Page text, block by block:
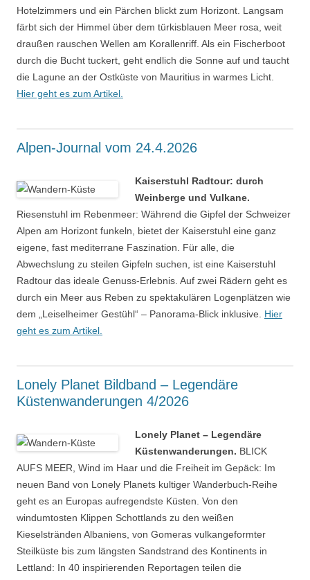
Hotelzimmers und ein Pärchen blickt zum Horizont. Langsam
färbt sich der Himmel über dem türkisblauen Meer rosa, weit
draußen rauschen Wellen am Korallenriff. Als ein Fischerboot
durch die Bucht tuckert, geht endlich die Sonne auf und taucht
die Lagune an der Ostküste von Mauritius in warmes Licht.
Hier geht es zum Artikel.
Alpen-Journal vom 24.4.2026
Kaiserstuhl Radtour: durch
Weinberge und Vulkane.
Riesenstuhl im Rebenmeer: Während die Gipfel der Schweizer
Alpen am Horizont funkeln, bietet der Kaiserstuhl eine ganz
eigene, fast mediterrane Faszination. Für alle, die
Abwechslung zu steilen Gipfeln suchen, ist eine Kaiserstuhl
Radtour das ideale Genuss-Erlebnis. Auf zwei Rädern geht es
durch ein Meer aus Reben zu spektakulären Logenplätzen wie
dem „Leiselheimer Gestühl“ – Panorama-Blick inklusive. Hier
geht es zum Artikel.
Lonely Planet Bildband – Legendäre
Küstenwanderungen 4/2026
Lonely Planet – Legendäre
Küstenwanderungen. BLICK
AUFS MEER, Wind im Haar und die Freiheit im Gepäck: Im
neuen Band von Lonely Planets kultiger Wanderbuch-Reihe
geht es an Europas aufregendste Küsten. Von den
windumtosten Klippen Schottlands zu den weißen
Kieselstränden Albaniens, von Gomeras vulkangeformter
Steilküste bis zum längsten Sandstrand des Kontinents in
Lettland: In 40 inspirierenden Reportagen teilen die